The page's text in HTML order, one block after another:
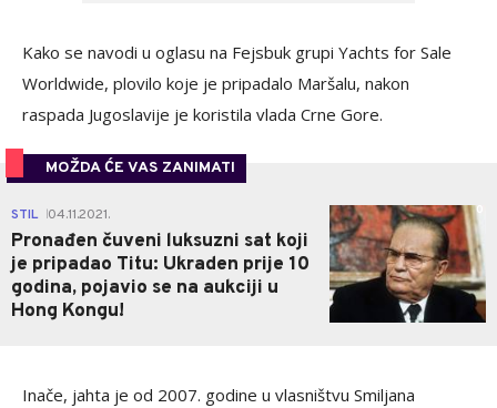
Kako se navodi u oglasu na Fejsbuk grupi Yachts for Sale
Worldwide, plovilo koje je pripadalo Maršalu, nakon
raspada Jugoslavije je koristila vlada Crne Gore.
MOŽDA ĆE VAS ZANIMATI
STIL 04.11.2021.
Pronađen čuveni luksuzni sat koji
je pripadao Titu: Ukraden prije 10
godina, pojavio se na aukciji u
Hong Kongu!
0
Inače, jahta je od 2007. godine u vlasništvu Smiljana